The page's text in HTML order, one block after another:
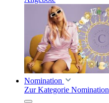
Nomination
Zur Kategorie Nomination